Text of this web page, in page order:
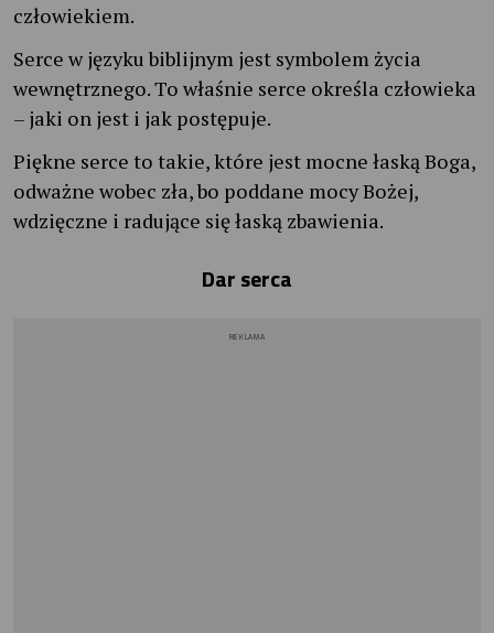
człowiekiem.
Serce w języku biblijnym jest symbolem życia
wewnętrznego. To właśnie serce określa człowieka
– jaki on jest i jak postępuje.
Piękne serce to takie, które jest mocne łaską Boga,
odważne wobec zła, bo poddane mocy Bożej,
wdzięczne i radujące się łaską zbawienia.
Dar serca
REKLAMA